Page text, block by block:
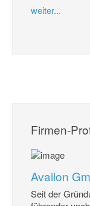
weiter...
Firmen-
Availon
Seit der